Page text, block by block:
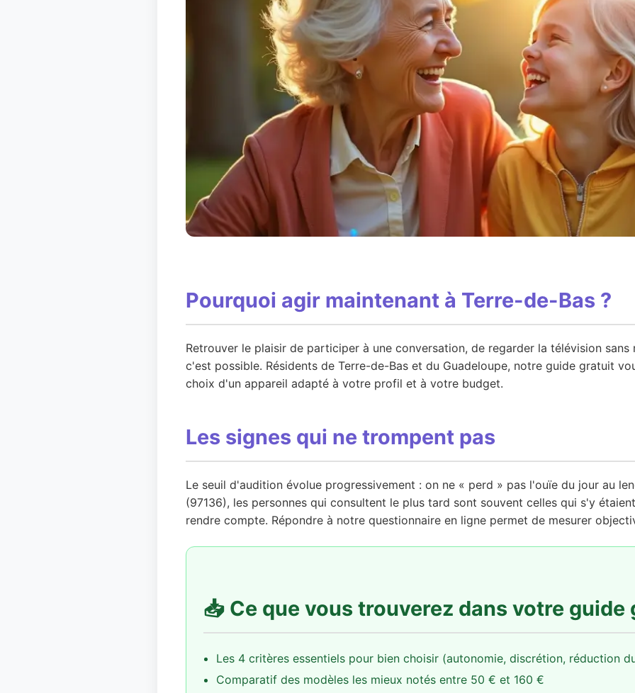
Pourquoi agir maintenant à Terre-de-Bas ?
Retrouver le plaisir de participer à une conversation, de regarder la télévision
c'est possible. Résidents de Terre-de-Bas et du Guadeloupe, notre guide gratuit
choix d'un appareil adapté à votre profil et à votre budget.
Les signes qui ne trompent pas
Le seuil d'audition évolue progressivement : on ne « perd » pas l'ouïe du jour au
(97136), les personnes qui consultent le plus tard sont souvent celles qui s'y
rendre compte. Répondre à notre questionnaire en ligne permet de mesurer
📥 Ce que vous trouverez dans votre guide
Les 4 critères essentiels pour bien choisir (autonomie, discrétion, réduction
Comparatif des modèles les mieux notés entre 50 € et 160 €